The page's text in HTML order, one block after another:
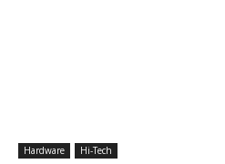
Hardware Hi-Tech